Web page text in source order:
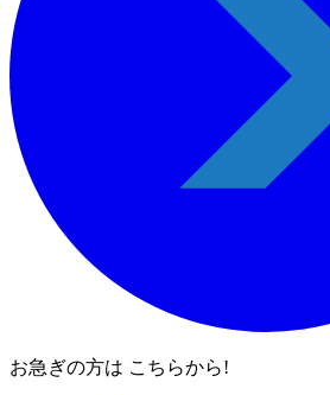
お急ぎの方は こちらから!